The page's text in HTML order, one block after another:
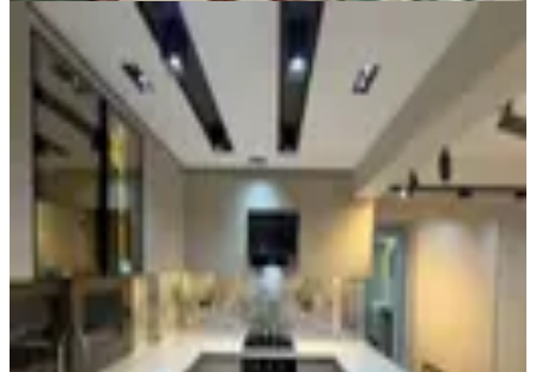
YENİ
İnönü Cd Üçyol Metro Yakını Lüks
Tadilatlı Asansörlü 2+1 Satılık
Konak, Piri Reis Mahallesi
2+1
110 m² 1. Kat 06.08.2026
6.450.000 ₺
Barbaros Fidanlı
Ara